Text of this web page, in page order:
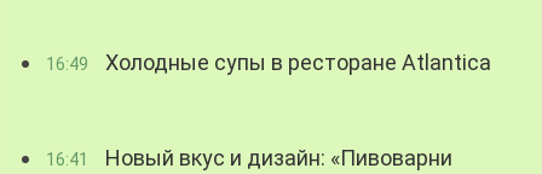
16:49 Холодные супы в ресторане Atlantica
16:41
Новый вкус и дизайн: «Пивоварни